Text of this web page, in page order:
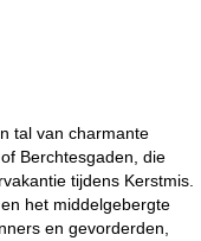
tal van charmante
Berchtesgaden, die
tijdens Kerstmis.
het middelgebergte
en gevorderden,